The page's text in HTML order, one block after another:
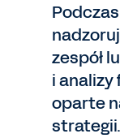
zespół
i analizy
oparte
strategii.